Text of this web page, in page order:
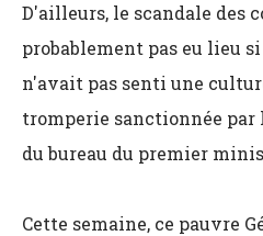
D'ailleurs, le scandale des
probablement pas eu lieu
n'avait pas senti une
tromperie sanctionnée par
du bureau du premier
Cette semaine, ce pauvre